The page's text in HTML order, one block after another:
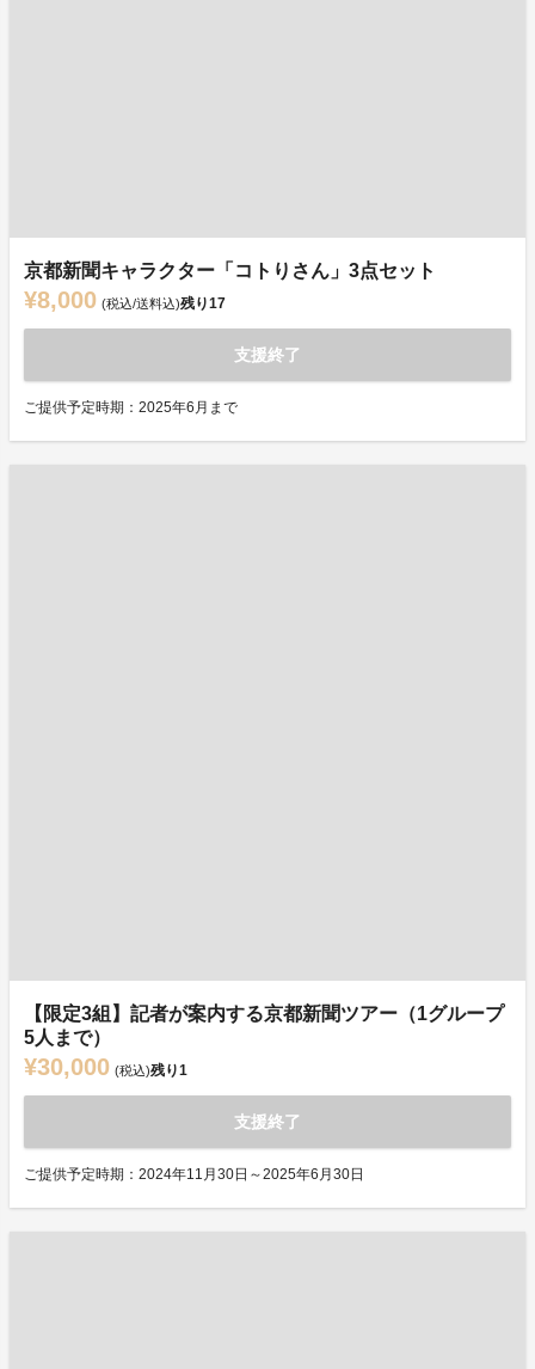
京都新聞キャラクター「コトりさん」3点セット
¥8,000 (税込/送料込)残り17
支援終了
ご提供予定時期：2025年6月まで
【限定3組】記者が案内する京都新聞ツアー（1グループ
5人まで）
¥30,000 (税込)残り1
支援終了
ご提供予定時期：2024年11月30日～2025年6月30日